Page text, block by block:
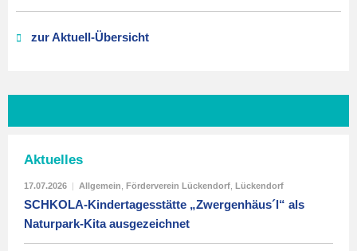
zur Aktuell-Übersicht
Aktuelles
17.07.2026 | Allgemein Förderverein Lückendorf Lückendorf
SCHKOLA-Kindertagesstätte „Zwergenhäus´l“ als
Naturpark-Kita ausgezeichnet